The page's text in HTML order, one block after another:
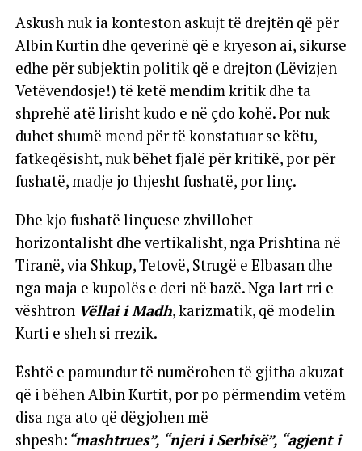
Askush nuk ia konteston askujt të drejtën që për
Albin Kurtin dhe qeverinë që e kryeson ai, sikurse
edhe për subjektin politik që e drejton (Lëvizjen
Vetëvendosje!) të ketë mendim kritik dhe ta
shprehë atë lirisht kudo e në çdo kohë. Por nuk
duhet shumë mend për të konstatuar se këtu,
fatkeqësisht, nuk bëhet fjalë për kritikë, por për
fushatë, madje jo thjesht fushatë, por linç.
Dhe kjo fushatë linçuese zhvillohet
horizontalisht dhe vertikalisht, nga Prishtina në
Tiranë, via Shkup, Tetovë, Strugë e Elbasan dhe
nga maja e kupolës e deri në bazë. Nga lart rri e
vështron Vëllai i Madh, karizmatik, që modelin
Kurti e sheh si rrezik.
Është e pamundur të numërohen të gjitha akuzat
që i bëhen Albin Kurtit, por po përmendim vetëm
disa nga ato që dëgjohen më
shpesh: “mashtrues”, “njeri i Serbisë”, “agjent i